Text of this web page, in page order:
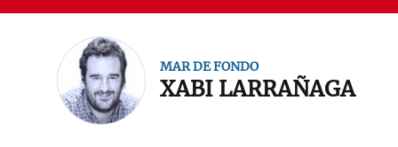
MAR DE FONDO
XABI LARRAÑAGA